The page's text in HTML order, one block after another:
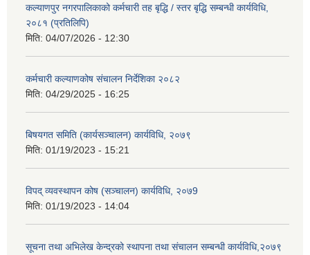
कल्याणपुर नगरपालिकाको कर्मचारी तह बृद्धि / स्तर बृद्धि सम्बन्धी कार्यविधि,
२०८१ (प्रतिलिपि)
मिति: 04/07/2026 - 12:30
कर्मचारी कल्याणकोष संचालन निर्देशिका २०८२
मिति: 04/29/2025 - 16:25
बिषयगत समिति (कार्यसञ्चालन) कार्यविधि, २०७९
मिति: 01/19/2023 - 15:21
विपद् व्यवस्थापन कोष (सञ्चालन) कार्यविधि, २०७9
मिति: 01/19/2023 - 14:04
सूचना तथा अभिलेख केन्द्रको स्थापना तथा संचालन सम्बन्धी कार्यविधि,२०७९